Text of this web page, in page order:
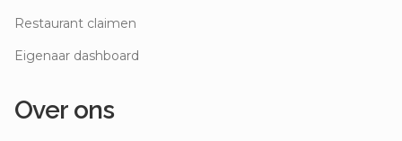
Restaurant claimen
Eigenaar dashboard
Over ons